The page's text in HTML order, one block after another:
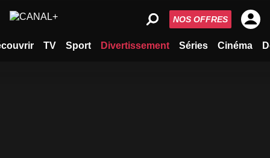
TV Sport Divertissement Séries Cinéma
NOS OFFRES